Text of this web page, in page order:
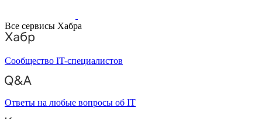
Все сервисы Хабра
Сообщество IT-специалистов
Ответы на любые вопросы об IT